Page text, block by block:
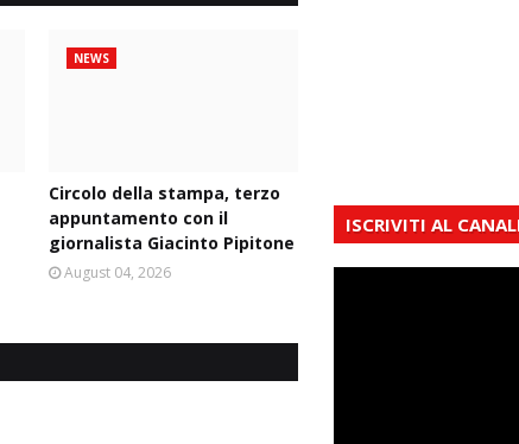
NEWS
Circolo della stampa, terzo
appuntamento con il
giornalista Giacinto Pipitone
August 04, 2026
ISCRIVITI AL